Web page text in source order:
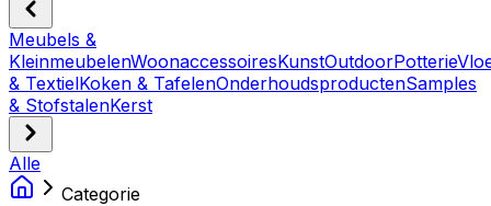
Meubels &
KleinmeubelenWoonaccessoiresKunstOutdoorPotterie
& TextielKoken & TafelenOnderhoudsproductenSamples
& StofstalenKerst
Alle
Categorie